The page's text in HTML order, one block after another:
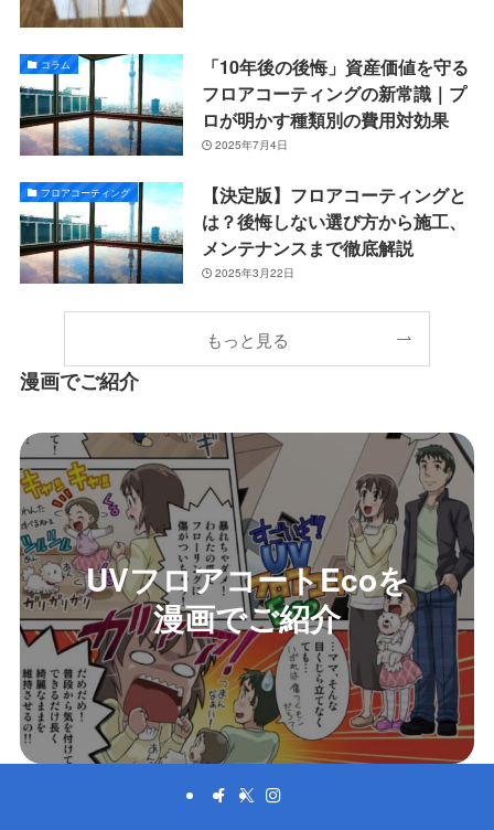
コラム
「10年後の後悔」資産価値を守る
フロアコーティングの新常識｜プ
ロが明かす種類別の費用対効果
2025年7月4日
フロアコーティング
【決定版】フロアコーティングと
は？後悔しない選び方から施工、
メンテナンスまで徹底解説
2025年3月22日
もっと見る
漫画でご紹介
UVフロアコートEcoを
漫画でご紹介